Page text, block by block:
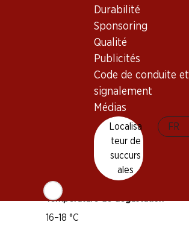
Durabilité
Sponsoring
Qualité
Publicités
Code de conduite et
signalement
Médias
Localisa
teur de
succurs
ales
FR
Cabernet Sauvignon
Petit Verdot
Vin rouge_old
Robert Parker: 95 points
James Suckling: 93 points
Wine Spectator: 93 points
Température de dégustation
16–18 °C